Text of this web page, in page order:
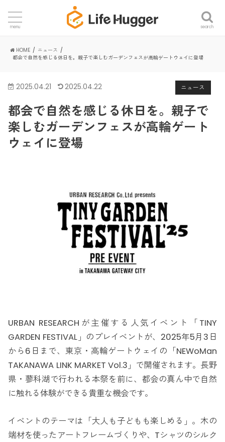
search
menu
HOME
ニュース
都会で自然を感じる休日を。親子で楽しむガーデンフェスが高輪ゲートウェイに登場
ニュース
2025.04.21 2025.04.22
都会で自然を感じる休日を。親子で
楽しむガーデンフェスが高輪ゲート
ウェイに登場
URBAN RESEARCHが主催する人気イベント「TINY
GARDEN FESTIVAL」のプレイベントが、2025年5月3日
から6日まで、東京・高輪ゲートウェイの「NEWoMan
TAKANAWA LINK MARKET Vol.3」で開催されます。長野
県・蓼科湖で行われる本祭を前に、都会の真ん中で自然
に触れる体験ができる貴重な機会です。
イベントのテーマは「大人も子どもも楽しめる」。木の
端材を使ったアートフレームづくりや、Tシャツのシルク